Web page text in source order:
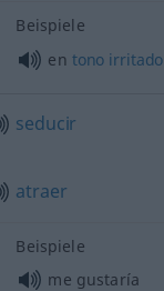
Beispiele
en tono irritado
seducir
atraer
Beispiele
me gustaría